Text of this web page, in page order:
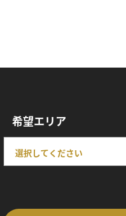
希望エリア